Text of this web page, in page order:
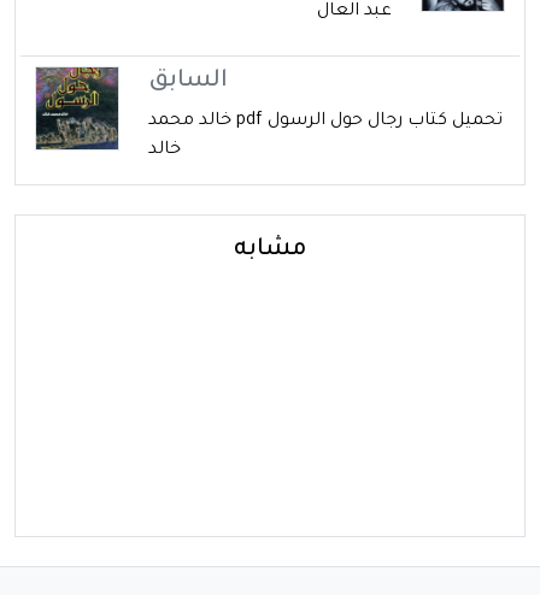
عبد العال
السابق
تحميل كتاب رجال حول الرسول pdf خالد محمد
خالد
مشابه